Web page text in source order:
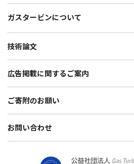
ガスタービンについて
技術論文
広告掲載に関するご案内
ご寄附のお願い
お問い合わせ